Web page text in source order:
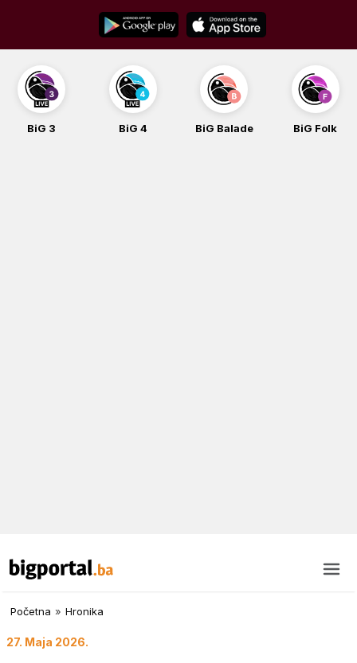
content
BiG 3 BiG 4 BiG Balade BiG Folk
Početna » Hronika
27. Maja 2026.